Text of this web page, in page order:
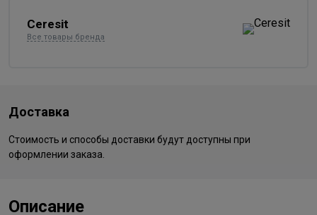
Ceresit
Все товары бренда
Доставка
Стоимость и способы доставки будут доступны при
оформлении заказа.
Описание